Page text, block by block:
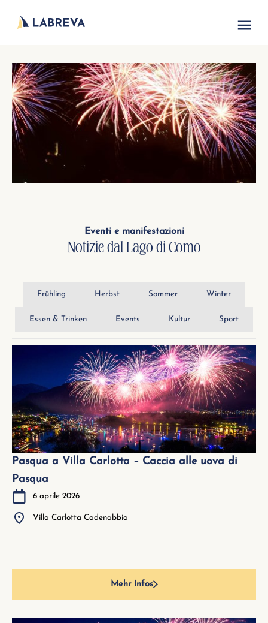
Eventi e manifestazioni
Notizie dal Lago di Como
Frühling Herbst Sommer Winter
Essen & Trinken Events Kultur Sport
Pasqua a Villa Carlotta – Caccia alle uova di
Pasqua
6 aprile 2026
Villa Carlotta Cadenabbia
Mehr Infos